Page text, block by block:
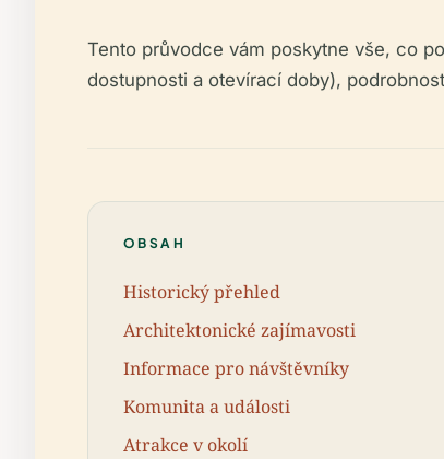
Tento průvodce vám poskytne vše, co
dostupnosti a otevírací doby),
OBSAH
Historický přehled
Architektonické zajímavosti
Informace pro návštěvníky
Komunita a události
Atrakce v okolí